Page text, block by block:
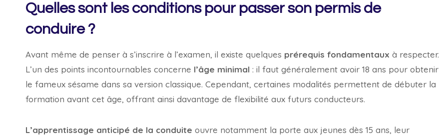
Quelles sont les conditions pour passer son permis de
conduire ?
Avant même de penser à s’inscrire à l’examen, il existe quelques prérequis fondamentaux à respecter.
L’un des points incontournables concerne l’âge minimal : il faut généralement avoir 18 ans pour obtenir
le fameux sésame dans sa version classique. Cependant, certaines modalités permettent de débuter la
formation avant cet âge, offrant ainsi davantage de flexibilité aux futurs conducteurs.
L’apprentissage anticipé de la conduite ouvre notamment la porte aux jeunes dès 15 ans, leur